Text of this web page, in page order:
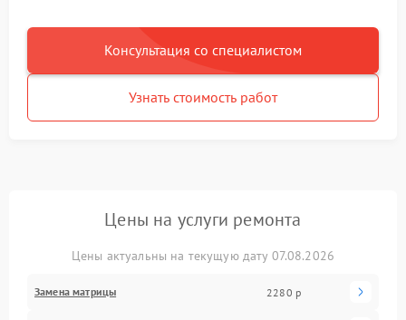
Консультация со специалистом
Узнать стоимость работ
Цены на услуги ремонта
Цены актуальны на текущую дату 07.08.2026
Замена матрицы 2280 р